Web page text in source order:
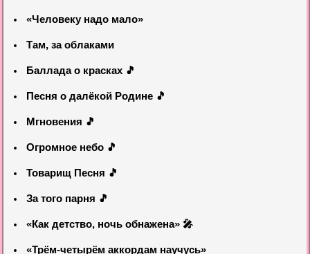
«Человеку надо мало»
Там, за облаками
Баллада о красках 🎵
Песня о далёкой Родине 🎵
Мгновения 🎵
Огромное небо 🎵
Товарищ Песня 🎵
За того парня 🎵
«Как детство, ночь обнажена» 🎤
«Трём-четырём аккордам научусь»